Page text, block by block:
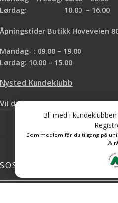
Lørdag: 10.00 – 16.00
Åpningstider Butikk Hoveveien
Mandag- : 09.00 – 19.00
Lørdag: 10.00 – 15.00
Nysted Kundeklubb
Vil du leie hos oss?
SOSIALE MEDIER
Bli med i
Som medlem får du tilgang på
&